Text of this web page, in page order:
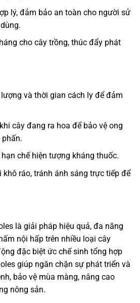
lý, đảm bảo an toàn cho người sử
cho cây trồng, thúc đẩy phát
và thời gian cách ly để đảm
cây đang ra hoa để bảo vệ ong
chế hiện tượng kháng thuốc.
khô ráo, tránh ánh sáng trực tiếp để
là giải pháp hiệu quả, đa năng
nội hấp trên nhiều loại cây
đặc biệt ức chế sinh tổng hợp
giúp ngăn chặn sự phát triển và
bảo vệ mùa màng, nâng cao
nông sản.